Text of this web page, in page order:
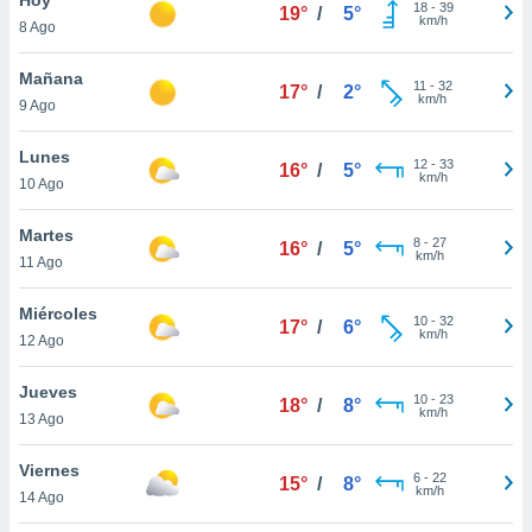
en
más
nuestra
de
cookies
aceptar
8 Ago
19° / 5° 18- 39
km/h
Mañana
9 Ago
17° / 2° 11 - 32
km/h
Lunes
10 Ago
16° / 5° 12- 33
km/h
Martes
11 Ago
16° / 5° 8- 27
km/h
Miércoles
12 Ago
17° / 6° 10- 32
km/h
Jueves
13 Ago
18° / 8° 10- 23
km/h
Viernes
14 Ago
15° / 8° 6- 22
km/h